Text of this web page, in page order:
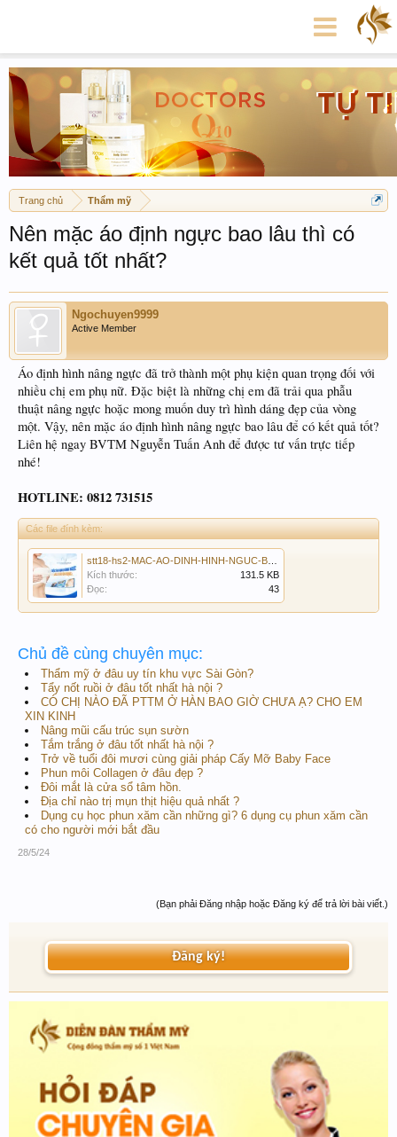
Trang chủ Thẩm mỹ
Nên mặc áo định ngực bao lâu thì có
kết quả tốt nhất?
Ngochuyen9999
Active Member
Áo định hình nâng ngực đã trở thành một phụ kiện quan trọng đối với
nhiều chị em phụ nữ. Đặc biệt là những chị em đã trải qua phẫu
thuật nâng ngực hoặc mong muốn duy trì hình dáng đẹp của vòng
một. Vậy, nên mặc áo định hình nâng ngực bao lâu để có kết quả tốt?
Liên hệ ngay BVTM Nguyễn Tuấn Anh để được tư vấn trực tiếp
nhé!
HOTLINE: 0812 731515
Các file đính kèm:
Kích thước:
131.5 KB
Đọc:
43
Chủ đề cùng chuyên mục:
Thẩm mỹ ở đâu uy tín khu vực Sài Gòn?
Tẩy nốt ruồi ở đâu tốt nhất hà nội ?
CÓ CHỊ NÀO ĐÃ PTTM Ở HÀN BAO GIỜ CHƯA Ạ? CHO EM
XIN KINH
Nâng mũi cấu trúc sụn sườn
Tắm trắng ở đâu tốt nhất hà nội ?
Trở về tuổi đôi mươi cùng giải pháp Cấy Mỡ Baby Face
Phun môi Collagen ở đâu đẹp ?
Đôi mắt là cửa sổ tâm hồn.
Địa chỉ nào trị mụn thịt hiệu quả nhất ?
Dụng cụ học phun xăm cần những gì? 6 dụng cụ phun xăm cần
có cho người mới bắt đầu
28/5/24
(Bạn phải Đăng nhập hoặc Đăng ký để trả lời bài viết.)
Đăng ký!